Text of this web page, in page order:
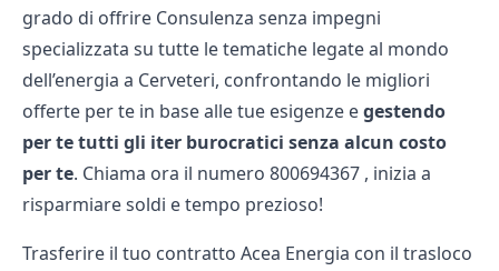
grado di offrire Consulenza senza impegni
specializzata su tutte le tematiche legate al mondo
dell’energia a Cerveteri, confrontando le migliori
offerte per te in base alle tue esigenze egestendo
per te tutti gli iter burocratici senza alcun costo
per te. Chiama ora il numero 800694367 , inizia a
risparmiare soldi e tempo prezioso!
Trasferire il tuo contratto Acea Energia con il trasloco